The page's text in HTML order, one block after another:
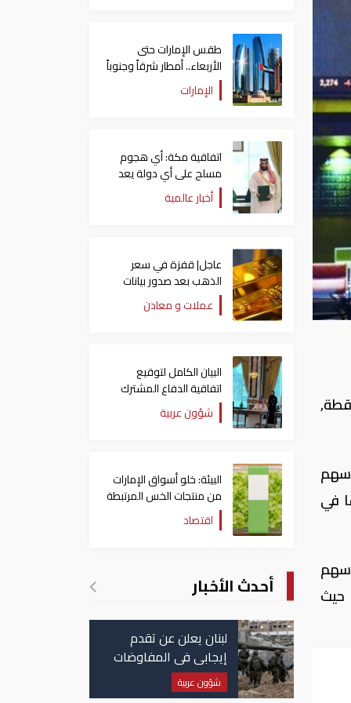
اليوم الإثنين، مرتفعًا 29.40 نقطة ليقفل عند مستوى 12543.77 نقطة,
102 شركة ارتفاعًا في
حيث
طقس الإمارات حتى
الأربعاء.. أمطار شرقاً وجنوباً
وانخفاض تدريجي للحرارة
الإمارات
اتفاقية مكة: أي هجوم
مسلح على أي دولة يعد
هجوما على الدول الثلاث
جميعا
أخبار عالمية
عاجل| قفزة في سعر
الذهب بعد صدور بيانات
الوظائف الأمريكية
عملات و معادن
البيان الكامل لتوقيع
اتفاقية الدفاع المشترك
بين السعودية وتركيا
وباكستان
شؤون عربية
البيئة: خلو أسواق الإمارات
من منتجات الخس المرتبطة
بتفشي داء السيكلوسبورا
اقتصاد
أحدث الأخبار
لبنان يعلن عن تقدم
إيجابي في المفاوضات
مع إسرائيل.. وأمريكا
تضغط لوقف النار في
شؤون عربية